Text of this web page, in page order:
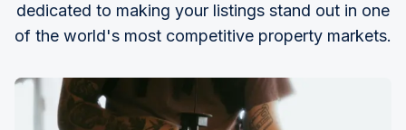
dedicated to making your listings stand out in one
of the world's most competitive property markets.